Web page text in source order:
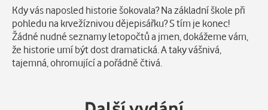
Popis
Kdy vás naposled historie šokovala? Na základní škole při
pohledu na krvežíznivou dějepisářku? S tím je konec!
Žádné nudné seznamy letopočtů a jmen, dokážeme vám,
že historie umí být dost dramatická. A taky vášnivá,
tajemná, ohromující a pořádně čtivá.